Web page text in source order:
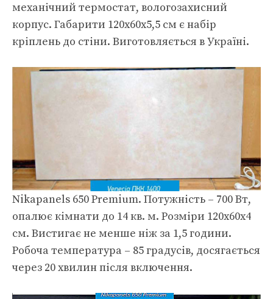
механічний термостат, вологозахисний
корпус. Габарити 120х60х5,5 см є набір
кріплень до стіни. Виготовляється в Україні.
Nikapanels 650 Premium. Потужність – 700 Вт,
опалює кімнати до 14 кв. м. Розміри 120х60х4
см. Вистигає не менше ніж за 1,5 години.
Робоча температура – 85 градусів, досягається
через 20 хвилин після включення.